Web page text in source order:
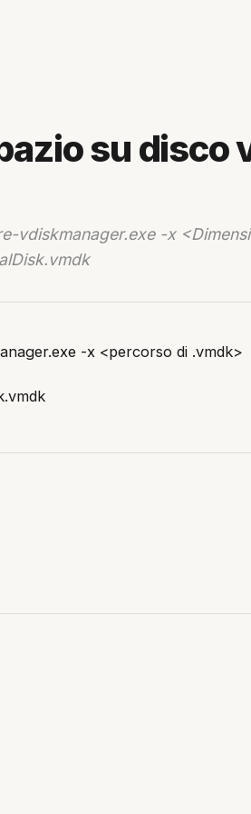
su disco
vdiskmanager.exe -x
-x <percorso di .vmdk>